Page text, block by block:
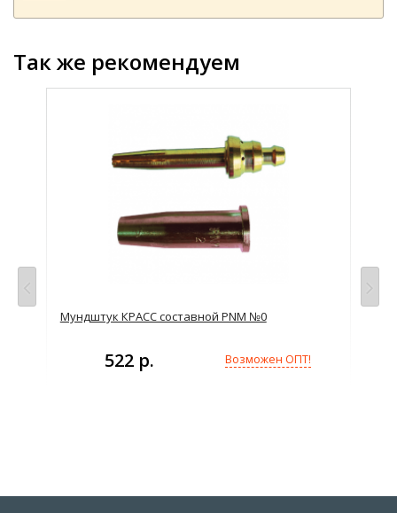
Так же рекомендуем
Мундштук КРАСС составной PNM №0
522 р. Возможен ОПТ!